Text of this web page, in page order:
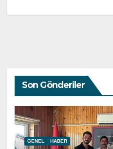
Son Gönderiler
GENEL HABER